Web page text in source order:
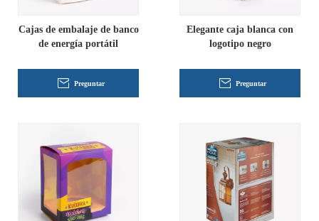
Cajas de embalaje de banco
de energía portátil
Preguntar
Elegante caja blanca con
logotipo negro
Preguntar